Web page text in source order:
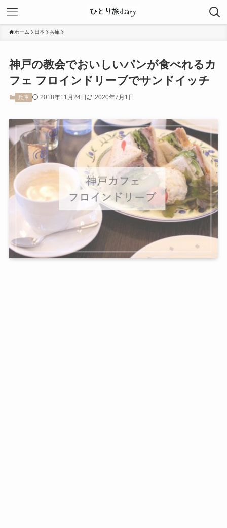
ホーム 日本 兵庫
神戸の教会でおいしいパンが食べれるカ
フェ フロインドリーブでサンドイッチ
兵庫 2018年11月24日 2020年7月1日